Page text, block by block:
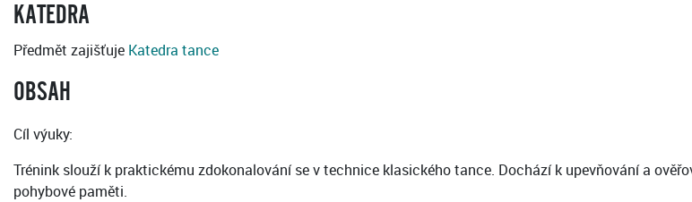
KATEDRA
Předmět zajišťuje Katedra tance
OBSAH
Cíl výuky:
Trénink slouží k praktickému zdokonalování se v technice klasického tance. Dochází k upevňování a
pohybové paměti.